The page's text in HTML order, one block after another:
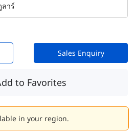
าร์
Sales Enquiry
to Favorites
in your region.